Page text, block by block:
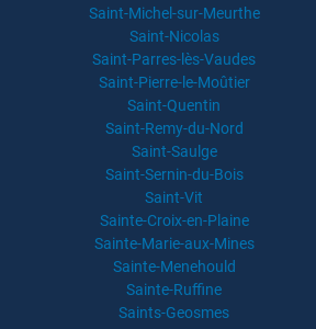
Saint-Michel-sur-Meurthe
Saint-Nicolas
Saint-Parres-lès-Vaudes
Saint-Pierre-le-Moûtier
Saint-Quentin
Saint-Remy-du-Nord
Saint-Saulge
Saint-Sernin-du-Bois
Saint-Vit
Sainte-Croix-en-Plaine
Sainte-Marie-aux-Mines
Sainte-Menehould
Sainte-Ruffine
Saints-Geosmes